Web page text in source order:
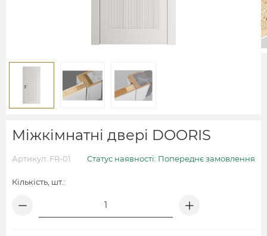
Міжкімнатні двері DOORIS
Артикул: FR-01 Статус наявності: Попереднє замовлення
Кількість, шт.: